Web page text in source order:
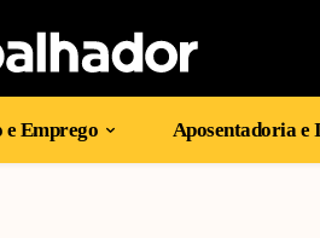
e Emprego Aposentadoria e